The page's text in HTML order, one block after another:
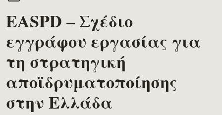
EASPD – Σχέδιο
εγγράφου εργασίας για
τη στρατηγική
αποϊδρυματοποίησης
στην Ελλάδα